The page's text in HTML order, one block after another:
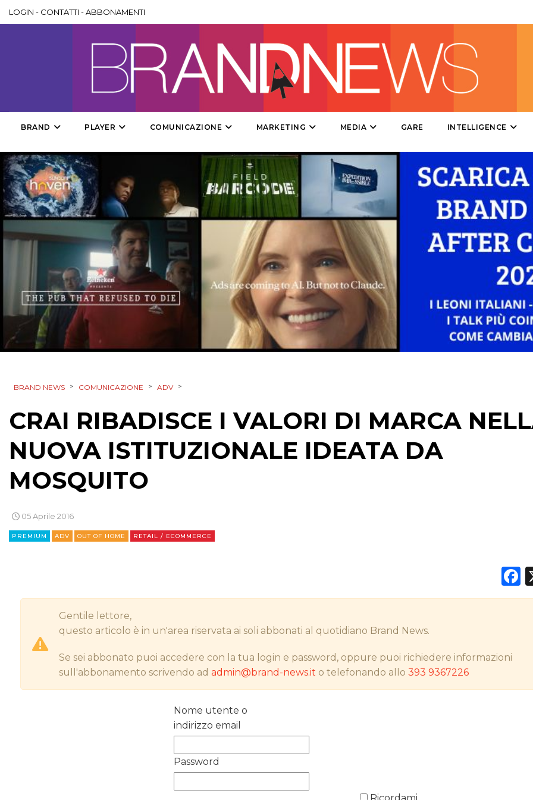
DESIGN
PUNTI VENDITA
CSR
STRATEGIE
CINEMA
NORMATIVE
OPINIONI
LOGIN - CONTATTI -ABBONAMENTI
BRAND PLAYER COMUNICAZIONE MARKETING MEDIA GARE INTELLIGENCE
BRAND NEWS > COMUNICAZIONE > ADV >
CRAI RIBADISCE I VALORI DI MARCA
NUOVA ISTITUZIONALE IDEATA DA
MOSQUITO
05 Aprile 2016
PREMIUM ADV OUT OF HOME RETAIL / ECOMMERCE
Gentile lettore,
questo articolo è in un'area riservata ai soli abbonati al quotidiano Brand News.
Se sei abbonato puoi accedere con la tua login e password, oppure puoi richiedere informazioni
sull'abbonamento scrivendo adadmin@brand-news.it o telefonando allo393 9367226
Nome utente o
indirizzo email
Password